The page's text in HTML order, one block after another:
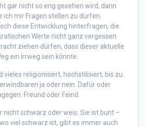
gar nicht so eng gesehen wird, dann
ich mir Fragen stellen zu dürfen.
diese Entwicklung hinterfragen, die
Werte nicht ganz vergessen
ziehen dürfen, dass dieser aktuelle
ein Irrweg sein könnte.
vieles religionisiert, hochstilisiert, bis zu
ja oder nein. Dafür oder
Freund oder Feind.
nicht schwarz oder weis. Sie ist bunt –
viel schwarz ist, gibt es immer auch